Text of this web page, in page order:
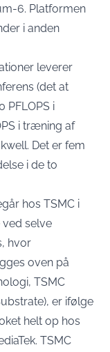
6. Platformen
i anden
leverer
(det at
i
i træning af
Det er fem
i de to
hos TSMC i
ved selve
hvor
oven på
TSMC
er ifølge
helt op hos
TSMC